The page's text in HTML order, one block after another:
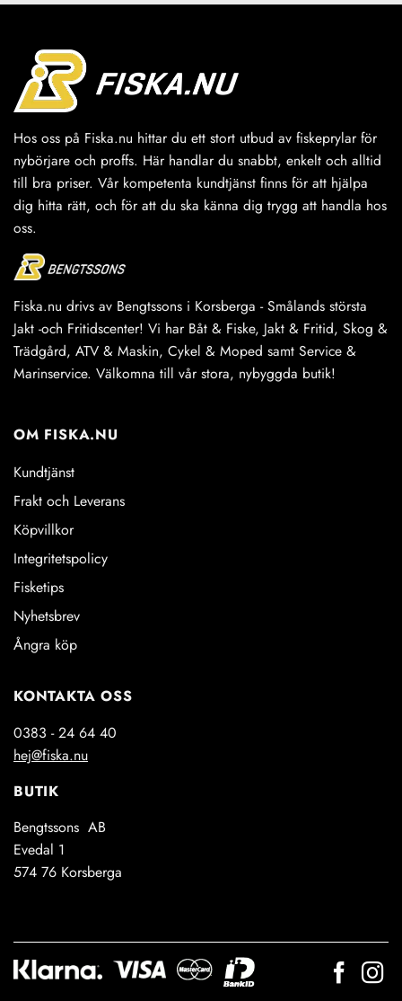
väljas
på
produktsidan
Hos oss på Fiska.nu hittar du ett stort utbud av fiskeprylar för
nybörjare och proffs. Här handlar du snabbt, enkelt och alltid
till bra priser. Vår kompetenta kundtjänst finns för att hjälpa
dig hitta rätt, och för att du ska känna dig trygg att handla hos
oss.
Fiska.nu drivs av Bengtssons i Korsberga - Smålands största
Jakt -och Fritidscenter! Vi har Båt & Fiske, Jakt & Fritid, Skog &
Trädgård, ATV & Maskin, Cykel & Moped samt Service &
Marinservice. Välkomna till vår stora, nybyggda butik!
OM FISKA.NU
Kundtjänst
Frakt och Leverans
Köpvillkor
Integritetspolicy
Fisketips
Nyhetsbrev
Ångra köp
KONTAKTA OSS
0383 - 24 64 40
hej@fiska.nu
BUTIK
Bengtssons AB
Evedal 1
574 76 Korsberga